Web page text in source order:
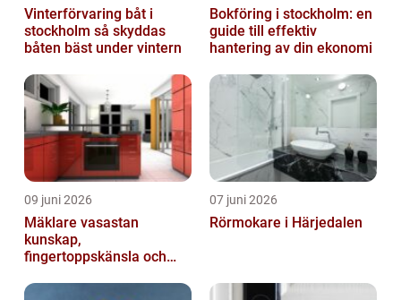
Vinterförvaring båt i
stockholm så skyddas
båten bäst under vintern
Bokföring i stockholm: en
guide till effektiv
hantering av din ekonomi
09 juni 2026
Mäklare vasastan
kunskap,
fingertoppskänsla och
07 juni 2026
Rörmokare i Härjedalen